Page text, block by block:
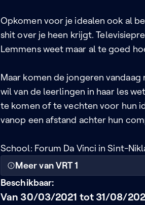
Opkomen voor je idealen ook al
shit over je heen krijgt.
Lemmens weet maar al te goed
Maar komen de jongeren
wil van de leerlingen in haar les
te komen of te vechten voor hun
vanop een afstand achter hun
School: Forum Da Vinci in Sint-
Meer van VRT 1
Beschikbaar:
Van 30/03/2021 tot 31/08/